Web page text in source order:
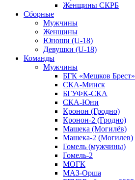
Женщины СКРБ
Сборные
Мужчины
Женщины
Юноши (U-18)
Девушки (U-18)
Команды
Мужчины
БГК «Мешков Брест»
СКА-Минск
БГУФК-СКА
СКА-Юни
Кронон (Гродно)
Кронон-2 (Гродно)
Машека (Могилёв)
Машека-2 (Могилев)
Гомель (мужчины)
Гомель-2
МОГК
МАЗ-Орша